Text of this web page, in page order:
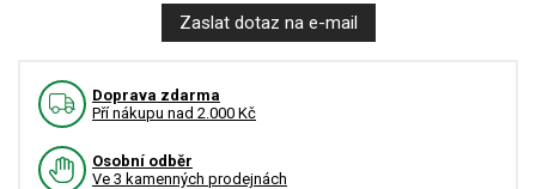
Zaslat dotaz na e-mail
Doprava zdarma
Pří nákupu nad 2.000 Kč
Osobní odběr
Ve 3 kamenných prodejnách